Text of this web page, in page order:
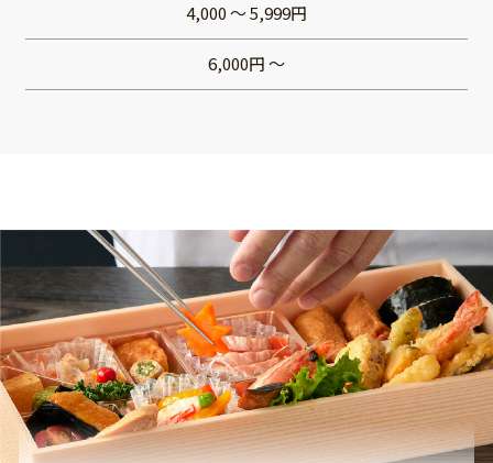
4,000 ～ 5,999円
6,000円 ～